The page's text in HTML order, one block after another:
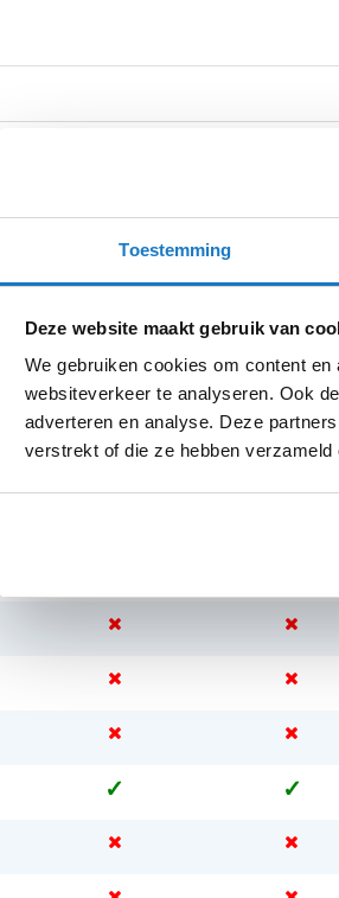
Toestemming
Deze website maakt gebruik van
We gebruiken cookies om content
websiteverkeer te analyseren. Ook
adverteren en analyse. Deze
verstrekt of die ze hebben
Lady Jeans Washed black 100